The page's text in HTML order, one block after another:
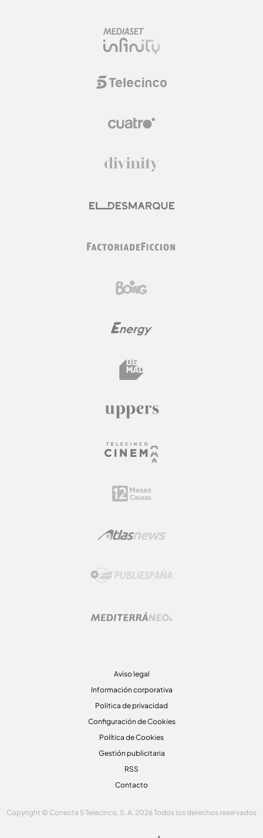
Aviso legal
Información corporativa
Politica de privacidad
Configuración de Cookies
Política de Cookies
Gestión publicitaria
RSS
Contacto
Copyright © Conecta 5 Telecinco, S. A. 2026 Todos los derechos reservados